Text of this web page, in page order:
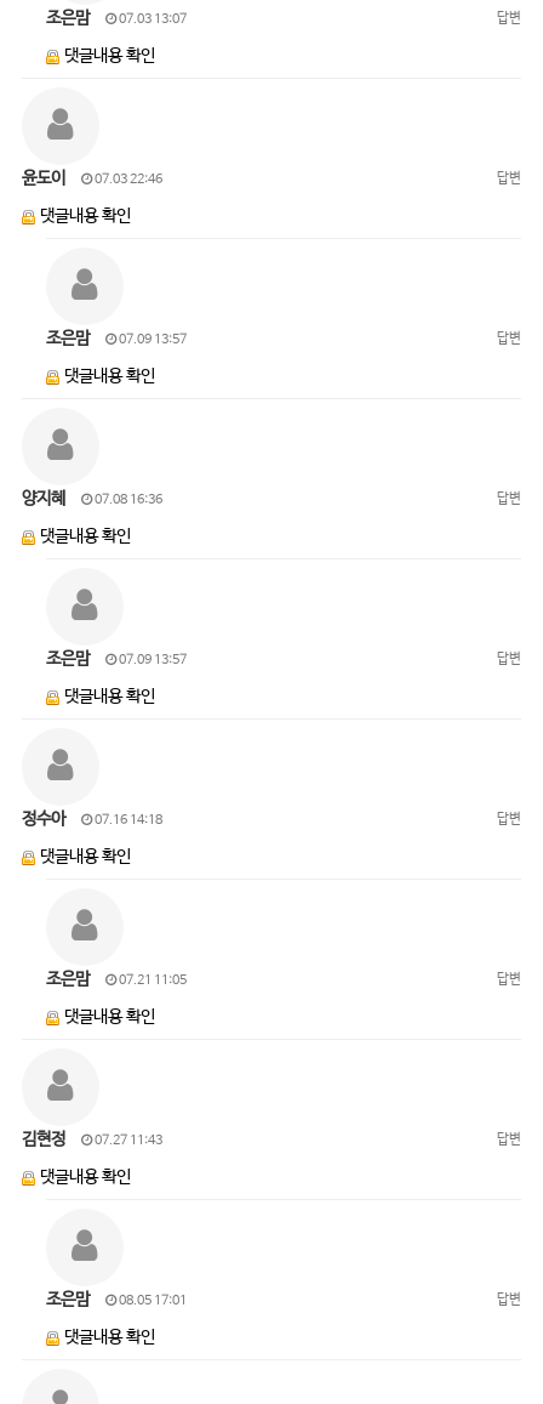
조은맘 07.03 13:07 답변
댓글내용 확인
윤도이 07.03 22:46 답변
댓글내용 확인
조은맘 07.09 13:57 답변
댓글내용 확인
양지혜 07.08 16:36 답변
댓글내용 확인
조은맘 07.09 13:57 답변
댓글내용 확인
정수아 07.16 14:18 답변
댓글내용 확인
조은맘 07.21 11:05 답변
댓글내용 확인
김현정 07.27 11:43 답변
댓글내용 확인
조은맘 08.05 17:01 답변
댓글내용 확인